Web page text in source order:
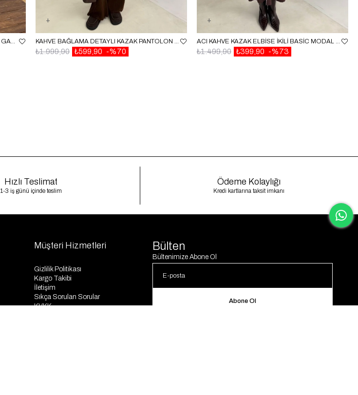
EKRU TEK KOL BLUZ ETEK AJURLU TAKIM GAUS00657 KAHVE BAĞLAMA DETAYLI KAZAK PANTOLON İKILI TRIKO TAKIM GAUS-00526
%70
₺599,90
₺1.999,90
ACI KAHVE KAZAK ELBISE İKILI BASIC MODAL TAKIM GAUS-00722
%73
₺399,90
₺1.499,90
Hızlı Teslimat
1-3 iş günü içinde teslim
Ödeme Kolaylığı
Kredi kartlarına taksit imkanı
Müşteri Hizmetleri
Gizlilik Politikası
Kargo Takibi
İletişim
Sıkça Sorulan Sorular
KVKK
Bülten
Bültenimize Abone Ol
Abone Ol